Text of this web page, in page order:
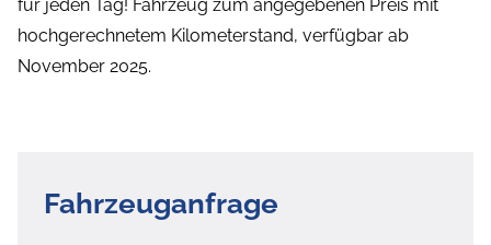
für jeden Tag! Fahrzeug zum angegebenen Preis mit
hochgerechnetem Kilometerstand, verfügbar ab
November 2025.
Fahrzeuganfrage